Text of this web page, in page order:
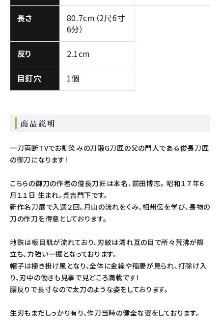
長さ
80.7cm（2尺6寸
6分）
反り 2.1cm
目釘穴 1個
商品説明
一刀両断TVでお馴染みの刀鍛G刀匠の父の門人である俊長刀匠
の御刀になります！
こちらの御刀の作者の俊長刀匠は本名、前田博志。 昭和１７年６
月１１日 生まれ。貞吉門下です。
新作名刀展で入選２回。月山の流れをくみ、相州伝を学び、長物の
刀の作刀を得意としております。
地鉄は板目肌が流れており、刃紋は湾れ互の目で所々荒沸が際
立ち、力強い一振となっております。
帽子は掃き掛け風となり、全体に金線や稲妻が見られ、打除け入
り、刃中の働きも見事で見どころ満載です！
腰反りで長寸なので太刀のような姿をしております。
生刃もまだしっかり有り、作刀当時の健全な姿をしております。